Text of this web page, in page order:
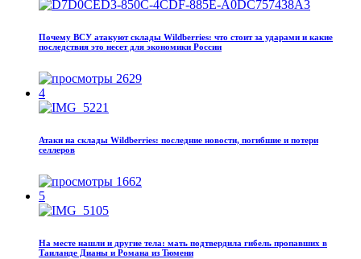
Почему ВСУ атакуют склады Wildberries: что стоит за ударами и какие
последствия это несет для экономики России
2629
4
Атаки на склады Wildberries: последние новости, погибшие и потери
селлеров
1662
5
На месте нашли и другие тела: мать подтвердила гибель пропавших в
Таиланде Дианы и Романа из Тюмени